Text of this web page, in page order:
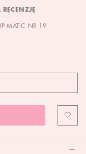
MATIC NR 19